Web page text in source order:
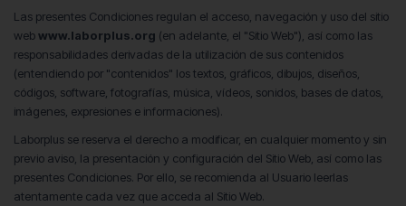
Las presentes Condiciones regulan el acceso, navegación y uso del sitio
webwww.laborplus.org (en adelante, el "Sitio Web"), así como las
responsabilidades derivadas de la utilización de sus contenidos
(entendiendo por "contenidos" los textos, gráficos, dibujos, diseños,
códigos, software, fotografías, música, vídeos, sonidos, bases de datos,
imágenes, expresiones e informaciones).
Laborplus se reserva el derecho a modificar, en cualquier momento y sin
previo aviso, la presentación y configuración del Sitio Web, así como las
presentes Condiciones. Por ello, se recomienda al Usuario leerlas
atentamente cada vez que acceda al Sitio Web.